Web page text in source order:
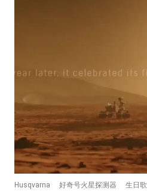
Husqvarna 好奇号火星探测器 生日歌